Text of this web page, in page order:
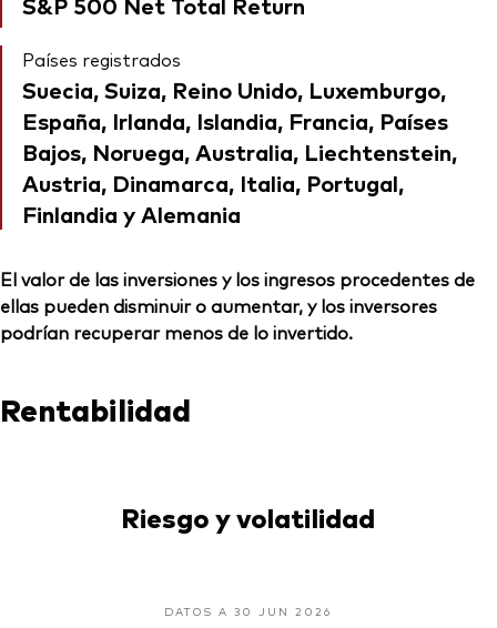
Países registrados
Suecia, Suiza, Reino Unido, Luxemburgo,
España, Irlanda, Islandia, Francia, Países
Bajos, Noruega, Australia, Liechtenstein,
Austria, Dinamarca, Italia, Portugal,
Finlandia y Alemania
El valor de las inversiones y los ingresos procedentes de
ellas pueden disminuir o aumentar, y los inversores
podrían recuperar menos de lo invertido.
Rentabilidad
Riesgo y volatilidad
DATOS A 30 JUN 2026